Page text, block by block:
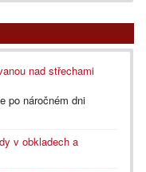
nad střechami
po náročném dni
v obkladech a